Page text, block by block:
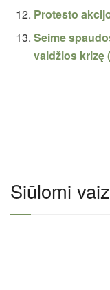
Protesto
Seime
valdžios krizę
Siūlomi